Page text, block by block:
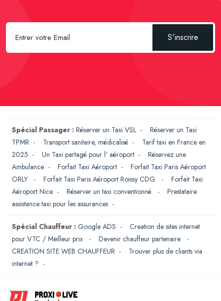
S'inscrire
Spécial Passager : Réserver un Taxi VSL - Réserver un Taxi
TPMR - Transport sanitaire, médicalisé - Tarif taxi en France en
2025 - Un Taxi partagé pour l' aéroport - Réservez une
Ambulance - Forfait Taxi Aéroport - Forfait Taxi Paris Aéroport
ORLY
- Forfait Taxi Paris Aéroport Roissy CDG - Forfait Taxi
Aéroport Nice - Réserver un taxi conventionné - Prestataire
assistance taxi pour les assurances -
Spécial Chauffeur : Google ADS - Creation de sites internet
pour VTC / Meilleur prix
- Devenir chauffeur partenaire
-
CREATION SITE WEB CHAUFFEUR - Trouver plus de clients via
internet ? -